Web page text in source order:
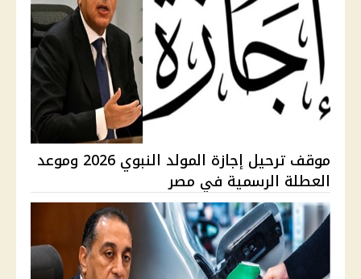
موقف ترحيل إجازة المولد النبوي 2026 وموعد
العطلة الرسمية في مصر